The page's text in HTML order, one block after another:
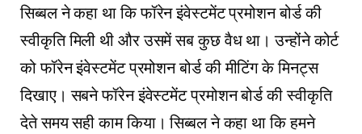
सिब्बल ने कहा था कि फॉरेन इंवेस्टमेंट प्रमोशन बोर्ड की
स्वीकृति मिली थी और उसमें सब कुछ वैध था। उन्होंने कोर्ट
को फॉरेन इंवेस्टमेंट प्रमोशन बोर्ड की मीटिंग के मिनट्स
दिखाए। सबने फॉरेन इंवेस्टमेंट प्रमोशन बोर्ड की स्वीकृति
देते समय सही काम किया। सिब्बल ने कहा था कि हमने